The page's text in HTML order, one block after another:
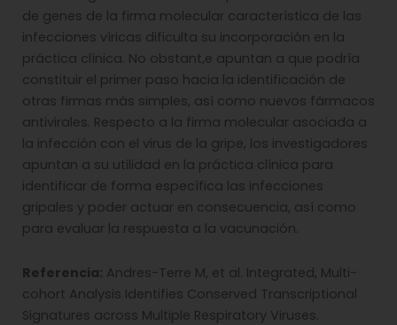
de genes de la firma molecular característica de las
infecciones víricas dificulta su incorporación en la
práctica clínica. No obstant,e apuntan a que podría
constituir el primer paso hacia la identificación de
otras firmas más simples, así como nuevos fármacos
antivirales. Respecto a la firma molecular asociada a
la infección con el virus de la gripe, los investigadores
apuntan a su utilidad en la práctica clínica para
identificar de forma específica las infecciones
gripales y poder actuar en consecuencia, así como
para evaluar la respuesta a la vacunación.
Referencia: Andres-Terre M, et al. Integrated, Multi-
cohort Analysis Identifies Conserved Transcriptional
Signatures across Multiple Respiratory Viruses.